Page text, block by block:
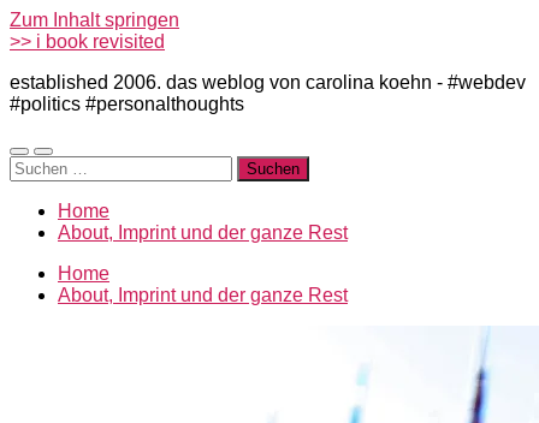
Zum Inhalt springen
>> i book revisited
established 2006. das weblog von carolina koehn - #webdev
#politics #personalthoughts
Mobile-
Menü
Suchfeld
ein-/ausblenden
Suchen
nach:
Home
About, Imprint und der ganze Rest
Home
About, Imprint und der ganze Rest